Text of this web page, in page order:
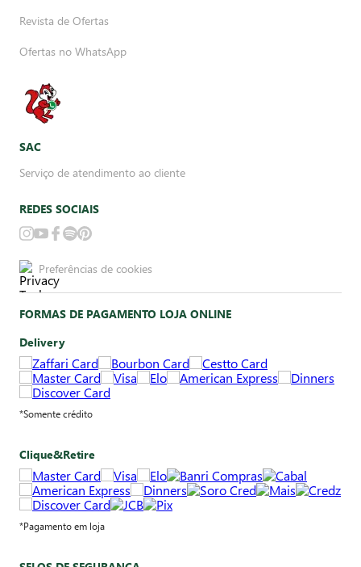
Revista de Ofertas
Ofertas no WhatsApp
SAC
Serviço de atendimento ao cliente
REDES SOCIAIS
Preferências de cookies
FORMAS DE PAGAMENTO LOJA ONLINE
Delivery
*Somente crédito
Clique&Retire
*Pagamento em loja